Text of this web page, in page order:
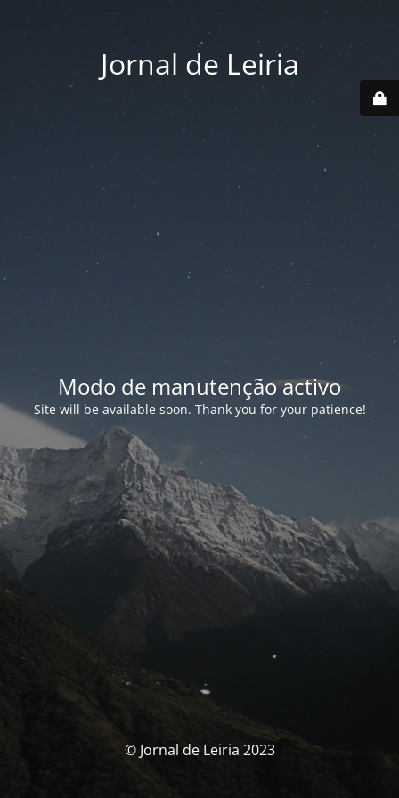
Jornal de Leiria
Modo de manutenção activo
Site will be available soon. Thank you for your patience!
© Jornal de Leiria 2023